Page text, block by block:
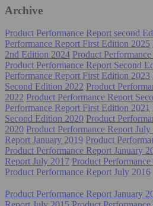
Archive
Product Performance Report second
Performance Report First Edition 2025
2nd Edition 2024 Product
Product Performance Report Second
Performance Report First Edition 2023
Second Edition 2022 Product
2022 Product Performance Report
Performance Report First Edition 2021
Second Edition 2020 Product
2020 Product Performance Report July
Report January 2019 Product
Product Performance Report January
Report July 2017 Product
Product Performance Report July 2016
Product Performance Report January